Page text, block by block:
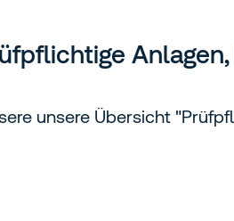
unsere Übersicht